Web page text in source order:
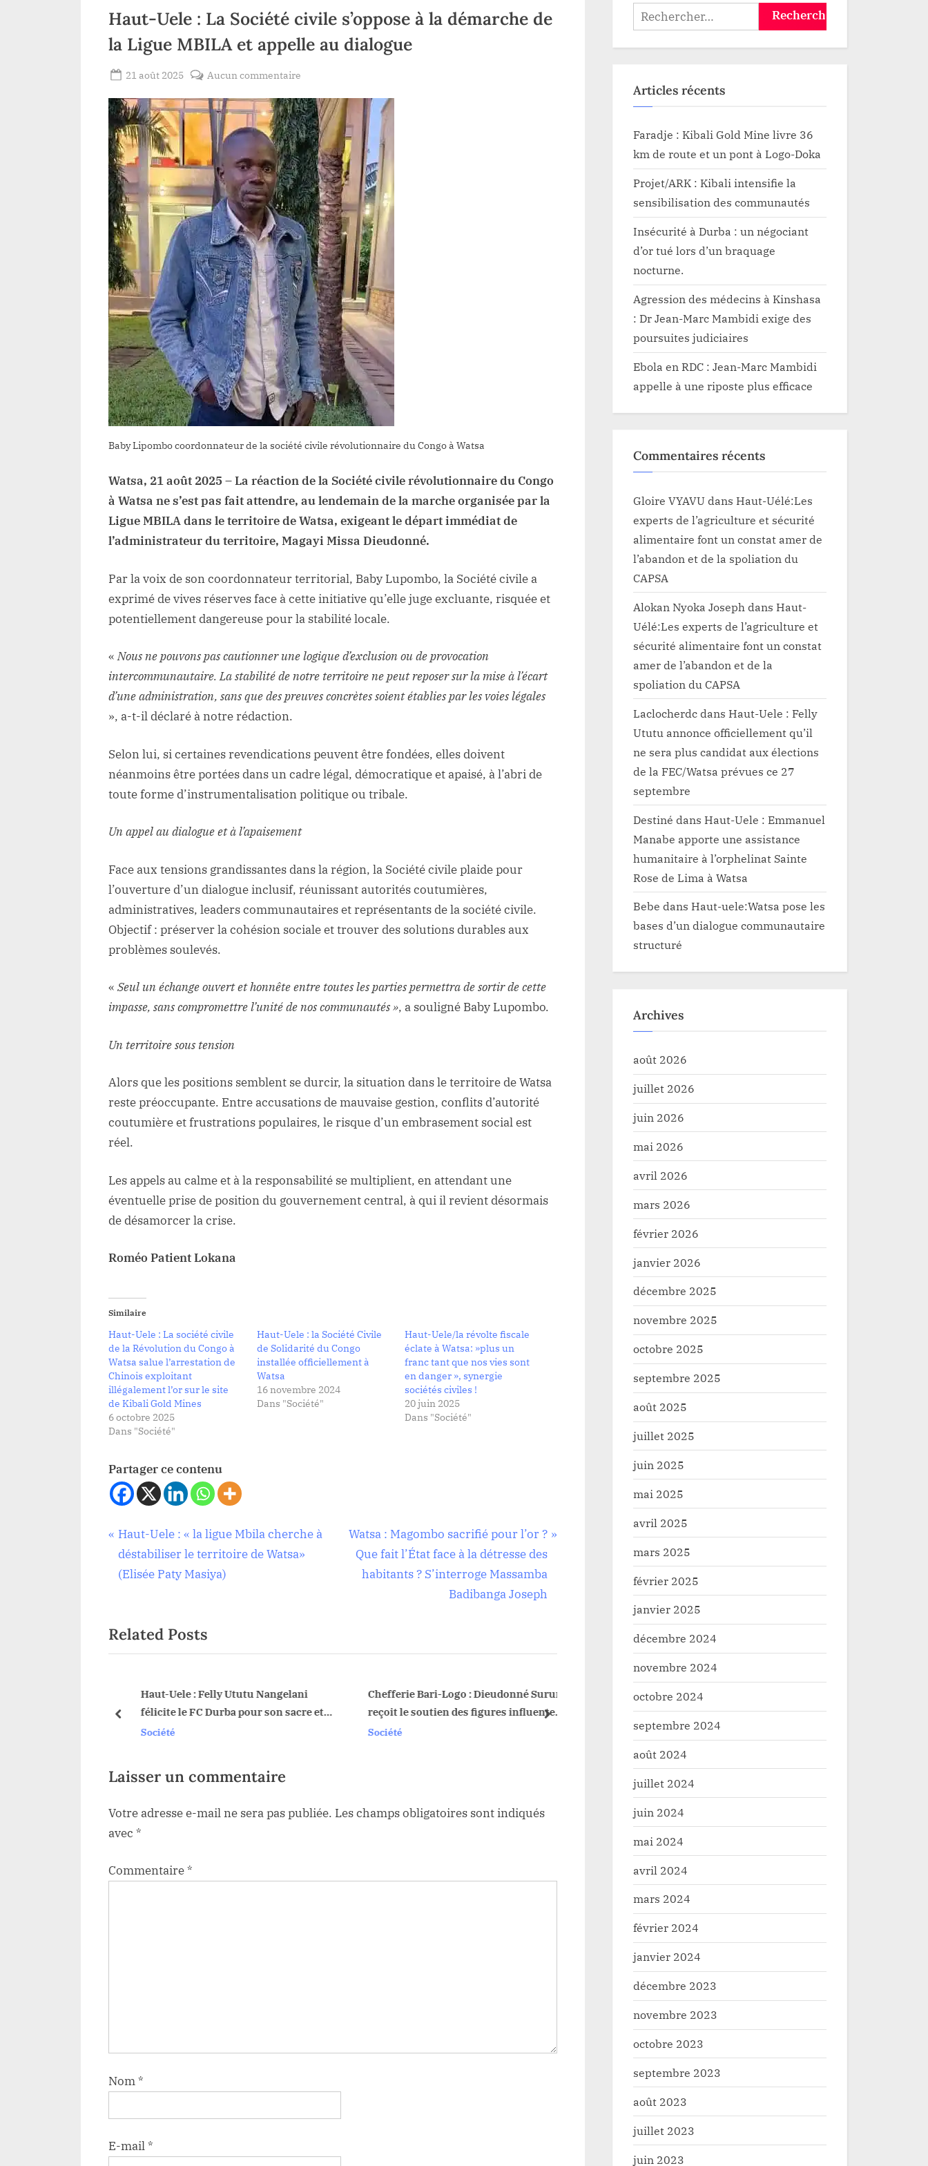
Haut-Uele : La Société civile s’oppose à la démarche de
la Ligue MBILA et appelle au dialogue
Posted
21 août 2025
ROMEO
Aucun commentaire
Uele
:
La
Société
civile
s’oppose
à
la
démarche
de
la
Ligue
MBILA
et
appelle
au
dialogue
Baby Lipombo coordonnateur de la société civile révolutionnaire du Congo à Watsa
Watsa, 21 août 2025 – La réaction de la Société civile révolutionnaire du Congo
à Watsa ne s’est pas fait attendre, au lendemain de la marche organisée par la
Ligue MBILA dans le territoire de Watsa, exigeant le départ immédiat de
l’administrateur du territoire, Magayi Missa Dieudonné.
Par la voix de son coordonnateur territorial, Baby Lupombo, la Société civile a
exprimé de vives réserves face à cette initiative qu’elle juge excluante, risquée et
potentiellement dangereuse pour la stabilité locale.
«Nous ne pouvons pas cautionner une logique d’exclusion ou de provocation
intercommunautaire. La stabilité de notre territoire ne peut reposer sur la mise à l’écart
d’une administration, sans que des preuves concrètes soient établies par les voies légales
», a-t-il déclaré à notre rédaction.
Selon lui, si certaines revendications peuvent être fondées, elles doivent
néanmoins être portées dans un cadre légal, démocratique et apaisé, à l’abri de
toute forme d’instrumentalisation politique ou tribale.
Un appel au dialogue et à l’apaisement
Face aux tensions grandissantes dans la région, la Société civile plaide pour
l’ouverture d’un dialogue inclusif, réunissant autorités coutumières,
administratives, leaders communautaires et représentants de la société civile.
Objectif : préserver la cohésion sociale et trouver des solutions durables aux
problèmes soulevés.
« Seul un échange ouvert et honnête entre toutes les parties permettra de sortir de cette
impasse, sans compromettre l’unité de nos communautés », a souligné Baby Lupombo.
Un territoire sous tension
Alors que les positions semblent se durcir, la situation dans le territoire de Watsa
reste préoccupante. Entre accusations de mauvaise gestion, conflits d’autorité
coutumière et frustrations populaires, le risque d’un embrasement social est
réel.
Les appels au calme et à la responsabilité se multiplient, en attendant une
éventuelle prise de position du gouvernement central, à qui il revient désormais
de désamorcer la crise.
Roméo Patient Lokana
Similaire
Haut-Uele : La société civile
de la Révolution du Congo à
Watsa salue l’arrestation de
Chinois exploitant
illégalement l’or sur le site
de Kibali Gold Mines
6 octobre 2025
Dans "Société"
Haut-Uele : la Société Civile
de Solidarité du Congo
installée officiellement à
Watsa
16 novembre 2024
Dans "Société"
Haut-Uele/la révolte fiscale
éclate à Watsa: »plus un
franc tant que nos vies sont
en danger », synergie
sociétés civiles !
20 juin 2025
Dans "Société"
Partager ce contenu
Société
Navigation
de
P
r
e
o
u
o
:
Haut-Uele : « la ligue Mbila cherche à
déstabiliser le territoire de Watsa»
(Elisée Paty Masiya)
N
s
Watsa : Magombo sacrifié pour l’or ?
Que fait l’État face à la détresse des
habitants ? S’interroge Massamba
Badibanga Joseph
Related Posts
Haut-Uele : Felly Ututu Nangelani
félicite le FC Durba pour son sacre et
remercie le gouverneur Jean Bakomito
Société
Chefferie Bari-Logo : Dieudonné Surur
reçoit le soutien des figures influentes
de Watsa
Société
Durba : Lancement officiel d’une
connexion Wi-Fi gratuite pour la
population
prev next
Laisser un commentaire
Votre adresse e-mail ne sera pas publiée. Les champs obligatoires sont indiqués
avec *
Commentaire*
Nom*
E-mail*
Rechercher :
Articles récents
Faradje : Kibali Gold Mine livre 36
km de route et un pont à Logo-Doka
Projet/ARK : Kibali intensifie la
sensibilisation des communautés
Insécurité à Durba : un négociant
d’or tué lors d’un braquage
nocturne.
Agression des médecins à Kinshasa
: Dr Jean-Marc Mambidi exige des
poursuites judiciaires
Ebola en RDC : Jean-Marc Mambidi
appelle à une riposte plus efficace
Commentaires récents
Gloire VYAVU dans Haut-Uélé:Les
experts de l’agriculture et sécurité
alimentaire font un constat amer de
l’abandon et de la spoliation du
CAPSA
Alokan Nyoka Joseph dans Haut-
Uélé:Les experts de l’agriculture et
sécurité alimentaire font un constat
amer de l’abandon et de la
spoliation du CAPSA
Laclocherdcdans Haut-Uele : Felly
Ututu annonce officiellement qu’il
ne sera plus candidat aux élections
de la FEC/Watsa prévues ce 27
septembre
Destiné dans Haut-Uele : Emmanuel
Manabe apporte une assistance
humanitaire à l’orphelinat Sainte
Rose de Lima à Watsa
Bebe dans Haut-uele:Watsa pose les
bases d’un dialogue communautaire
structuré
Archives
août 2026
juillet 2026
juin 2026
mai 2026
avril 2026
mars 2026
février 2026
janvier 2026
décembre 2025
novembre 2025
octobre 2025
septembre 2025
août 2025
juillet 2025
juin 2025
mai 2025
avril 2025
mars 2025
février 2025
janvier 2025
décembre 2024
novembre 2024
octobre 2024
septembre 2024
août 2024
juillet 2024
juin 2024
mai 2024
avril 2024
mars 2024
février 2024
janvier 2024
décembre 2023
novembre 2023
octobre 2023
septembre 2023
août 2023
juillet 2023
juin 2023